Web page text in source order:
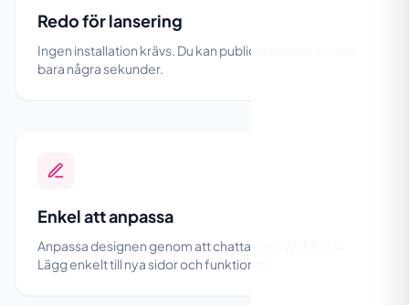
Redo för lansering
Ingen installation krävs. Du kan publicera din design på
bara några sekunder.
Enkel att anpassa
Anpassa designen genom att chatta med Wobbio AI.
Lägg enkelt till nya sidor och funktioner.